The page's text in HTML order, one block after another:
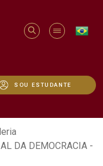
SOU ESTUDANTE
DA DEMOCRACIA -